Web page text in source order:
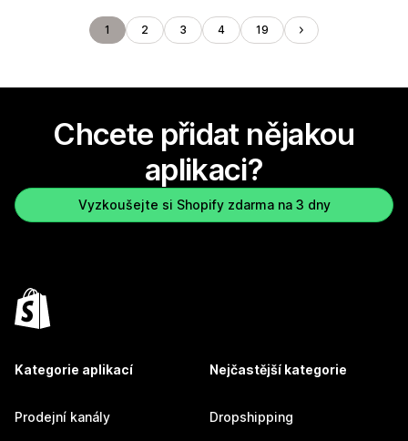
1 2 3 4 19
Chcete přidat nějakou
aplikaci?
Vyzkoušejte si Shopify zdarma na 3 dny
Kategorie aplikací
Prodejní kanály
Nejčastější kategorie
Dropshipping